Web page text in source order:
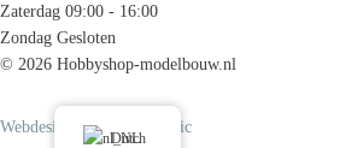
Zaterdag 09:00 - 16:00
Zondag Gesloten
© 2026 Hobbyshop-modelbouw.nl
Webdesign door Systemedic
Dutch